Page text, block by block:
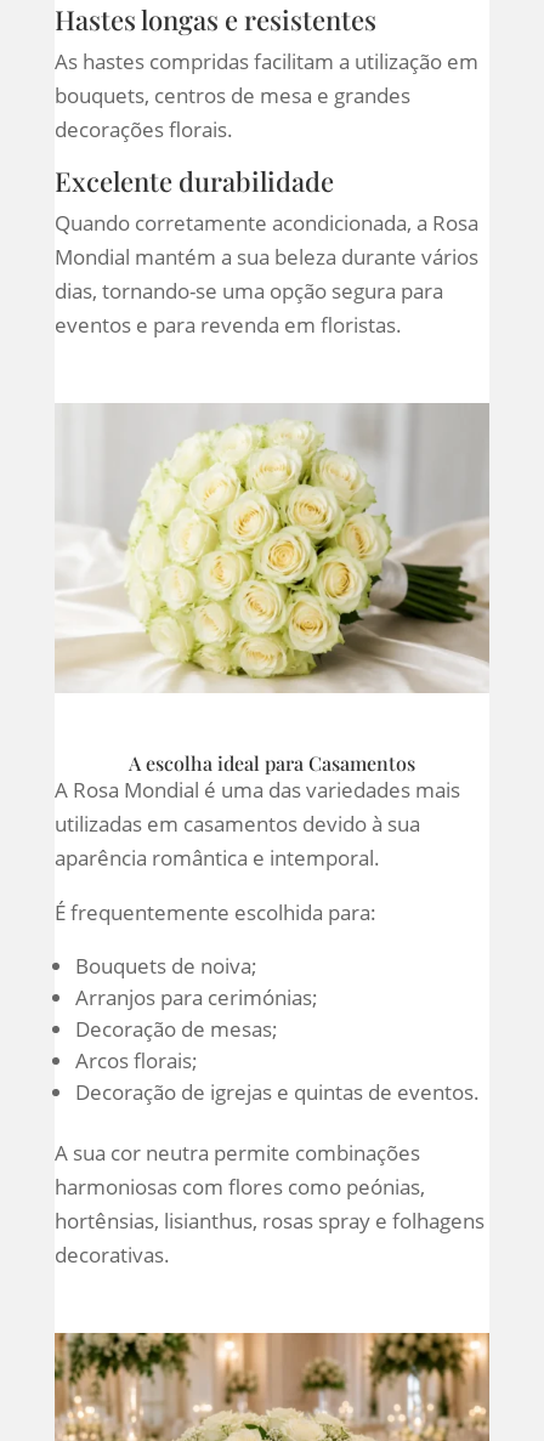
Hastes longas e resistentes
As hastes compridas facilitam a utilização em
bouquets, centros de mesa e grandes
decorações florais.
Excelente durabilidade
Quando corretamente acondicionada, a Rosa
Mondial mantém a sua beleza durante vários
dias, tornando-se uma opção segura para
eventos e para revenda em floristas.
A escolha ideal para Casamentos
A Rosa Mondial é uma das variedades mais
utilizadas em casamentos devido à sua
aparência romântica e intemporal.
É frequentemente escolhida para:
Bouquets de noiva;
Arranjos para cerimónias;
Decoração de mesas;
Arcos florais;
Decoração de igrejas e quintas de eventos.
A sua cor neutra permite combinações
harmoniosas com flores como peónias,
hortênsias, lisianthus, rosas spray e folhagens
decorativas.